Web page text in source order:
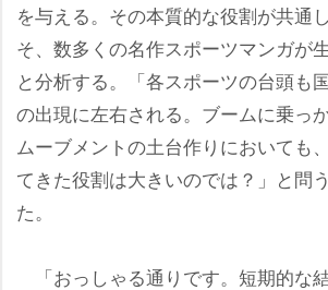
を与える。その本質的な役割が共通
そ、数多くの名作スポーツマンガが
と分析する。「各スポーツの台頭も
の出現に左右される。ブームに乗っ
ムーブメントの土台作りにおいても
てきた役割は大きいのでは？」と問
た。
「おっしゃる通りです。短期的な